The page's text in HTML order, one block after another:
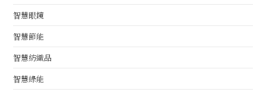
智慧眼鏡
智慧節能
智慧紡織品
智慧綠能